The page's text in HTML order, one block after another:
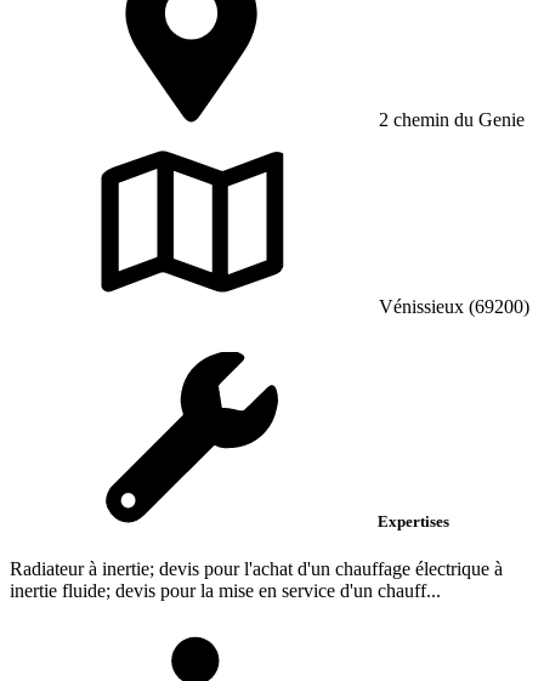
2 chemin du Genie
Vénissieux (69200)
Expertises
Radiateur à inertie; devis pour l'achat d'un chauffage électrique à
inertie fluide; devis pour la mise en service d'un chauff...